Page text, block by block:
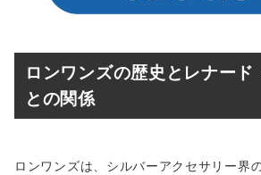
ロンワンズの歴史とレナード
との関係
ロンワンズは、シルバーアクセサリー界